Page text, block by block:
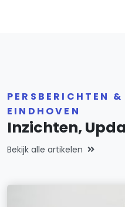
PERSBERICHTEN
EINDHOVEN
Inzichten,
Bekijk alle artikelen